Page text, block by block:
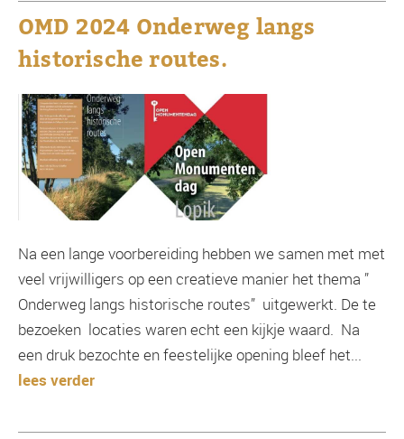
OMD 2024 Onderweg langs
historische routes.
Na een lange voorbereiding hebben we samen met met
veel vrijwilligers op een creatieve manier het thema ”
Onderweg langs historische routes” uitgewerkt. De te
bezoeken locaties waren echt een kijkje waard. Na
een druk bezochte en feestelijke opening bleef het...
lees verder